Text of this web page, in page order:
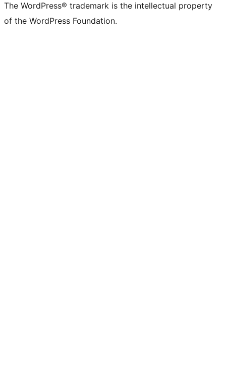
The WordPress® trademark is the intellectual property
of the WordPress Foundation.